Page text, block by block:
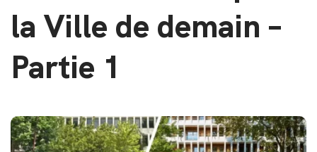
la Ville de demain –
Partie 1